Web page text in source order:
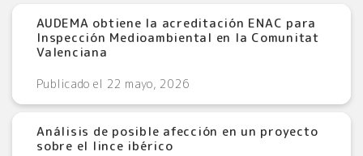
AUDEMA obtiene la acreditación ENAC para
Inspección Medioambiental en la Comunitat
Valenciana
Publicado el 22 mayo, 2026
Análisis de posible afección en un proyecto
sobre el lince ibérico